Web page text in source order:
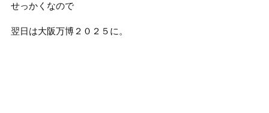
せっかくなので
翌日は大阪万博２０２５に。